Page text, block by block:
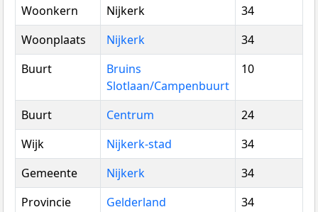
Woonkern Nijkerk
34
Woonplaats
Nijkerk
34
Buurt
Bruins
Slotlaan/Campenbuurt
10
Buurt Centrum
24
Wijk
Nijkerk-stad
34
Gemeente
Nijkerk
34
Provincie
Gelderland
34